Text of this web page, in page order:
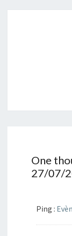
One
27/07/
Ping :